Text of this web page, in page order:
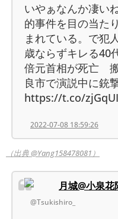
いやぁなんか凄い
的事件を目の当た
まれている。で犯
歳ならずキレる40
倍元首相が死亡
良市で演説中に
https://t.co/
2022-07-08 18:59:26
（出典 @Yang158478081）
月城@小泉
@Tsukishiro_